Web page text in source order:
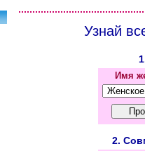
Узнай
Имя
2.